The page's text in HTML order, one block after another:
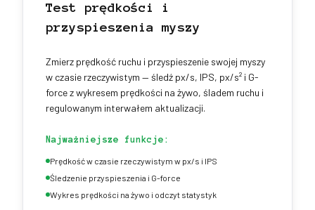
Test prędkości i
przyspieszenia myszy
Zmierz prędkość ruchu i przyspieszenie swojej myszy
w czasie rzeczywistym — śledź px/s, IPS, px/s² i G-
force z wykresem prędkości na żywo, śladem ruchu i
regulowanym interwałem aktualizacji.
Najważniejsze funkcje:
Prędkość w czasie rzeczywistym w px/s i IPS
Śledzenie przyspieszenia i G-force
Wykres prędkości na żywo i odczyt statystyk